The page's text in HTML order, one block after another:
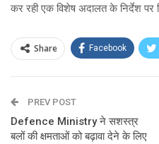
कर रही एक विशेष अदालत के निर्देश पर
Share Facebook
Email
PREV POST
Defence Ministry ने सशस्त्र
बलों की क्षमताओं को बढ़ावा देने के लिए